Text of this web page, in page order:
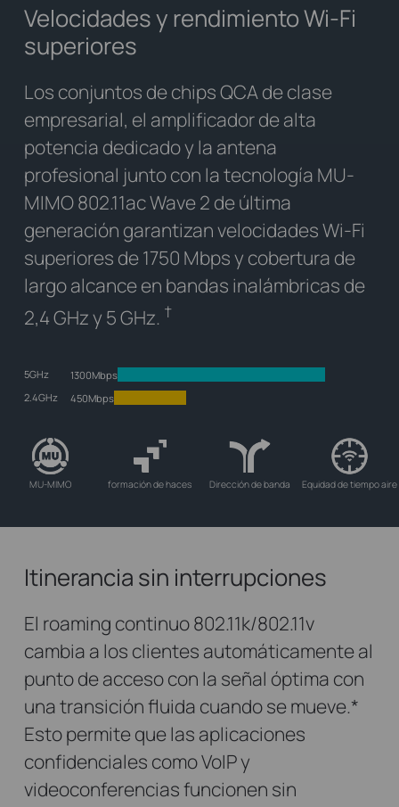
Velocidades y rendimiento Wi-Fi
superiores
Los conjuntos de chips QCA de clase
empresarial, el amplificador de alta
potencia dedicado y la antena
profesional junto con la tecnología MU-
MIMO 802.11ac Wave 2 de última
generación garantizan velocidades Wi-Fi
superiores de 1750 Mbps y cobertura de
largo alcance en bandas inalámbricas de
2,4 GHz y 5 GHz. †
5GHz
1300Mbps
2.4GHz
450Mbps
MU-MIMO formación de haces Dirección de banda Equidad de tiempo aire
Itinerancia sin interrupciones
El roaming continuo 802.11k/802.11v
cambia a los clientes automáticamente al
punto de acceso con la señal óptima con
una transición fluida cuando se mueve.*
Esto permite que las aplicaciones
confidenciales como VoIP y
videoconferencias funcionen sin